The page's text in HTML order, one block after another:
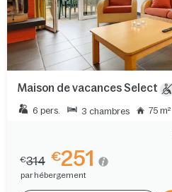
Maison de vacances Select
6 pers. 3 chambres 75 m²
€314 €251
par hébergement